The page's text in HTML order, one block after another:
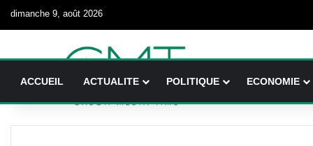
dimanche 9, août 2026
ACCUEIL ACTUALITE POLITIQUE ECONOMIE